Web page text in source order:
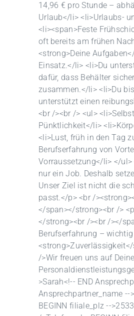
14,96 € pro Stunde –
Urlaub</li> <li>Urlaubs-
<li><span>Feste
oft bereits am frühen
<strong>Deine
Einsatz.</li> <li>Du
dafür, dass Behälter
zusammen.</li> <li>Du
unterstützt einen
<br /><br /> <ul>
Pünktlichkeit</li>
<li>Lust, früh in den Tag
Berufserfahrung von
Vorraussetzung</li> </
nur ein Job. Deshalb
Unser Ziel ist nicht die
passt.</p> <br /
</span></strong><br />
</strong><br /><br /></
Berufserfahrung –
/>Wir freuen uns auf
>Sarah<!-- END
Ansprechpartner_name --
BEGINN filiale_plz --